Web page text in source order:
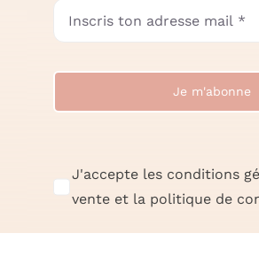
Je m'abonne
J'accepte les conditions
vente et la politique de